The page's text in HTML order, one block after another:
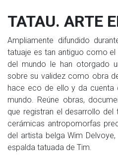
TATAU. ARTE
Ampliamente difundido
tatuaje es tan antiguo como
del mundo le han otorgado
sobre su validez como obra
hace eco de ello y da cuenta
mundo. Reúne obras,
que registran el desarrollo del
cerámicas antropomorfas
del artista belga Wim
espalda tatuada de Tim.